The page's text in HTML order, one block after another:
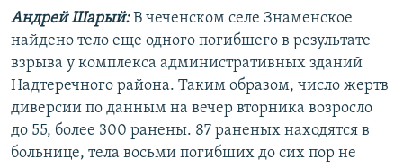
Все сайты РСЕ/РС
Андрей Шарый:В чеченском селе Знаменское
найдено тело еще одного погибшего в результате
взрыва у комплекса административных зданий
Надтеречного района. Таким образом, число жертв
диверсии по данным на вечер вторника возросло
до 55, более 300 ранены. 87 раненых находятся в
больнице, тела восьми погибших до сих пор не